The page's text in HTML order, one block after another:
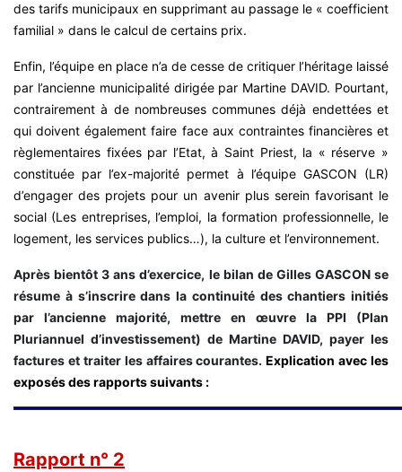
des tarifs municipaux en supprimant au passage le « coefficient
familial » dans le calcul de certains prix.
Enfin, l’équipe en place n’a de cesse de critiquer l’héritage laissé
par l’ancienne municipalité dirigée par Martine DAVID. Pourtant,
contrairement à de nombreuses communes déjà endettées et
qui doivent également faire face aux contraintes financières et
règlementaires fixées par l’Etat, à Saint Priest, la « réserve »
constituée par l’ex-majorité permet à l’équipe GASCON (LR)
d’engager des projets pour un avenir plus serein favorisant le
social (Les entreprises, l’emploi, la formation professionnelle, le
logement, les services publics…), la culture et l’environnement.
Après bientôt 3 ans d’exercice, le bilan de Gilles GASCON se
résume à s’inscrire dans la continuité des chantiers initiés
par l’ancienne majorité, mettre en œuvre la PPI (Plan
Pluriannuel d’investissement) de Martine DAVID, payer les
factures et traiter les affaires courantes.Explication avec les
exposés des rapports suivants :
Rapport n° 2